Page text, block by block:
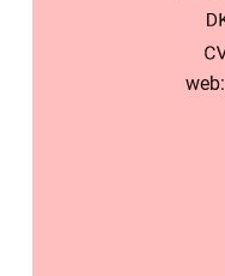
web: